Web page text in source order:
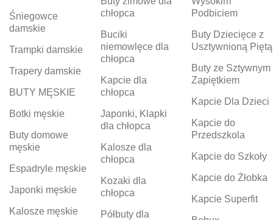
Śniegowce
damskie
Trampki damskie
Trapery damskie
BUTY MĘSKIE
Botki męskie
Buty domowe
męskie
Espadryle męskie
Japonki męskie
Kalosze męskie
chłopca
Buciki
niemowlęce dla
chłopca
Kapcie dla
chłopca
Japonki, Klapki
dla chłopca
Kalosze dla
chłopca
Kozaki dla
chłopca
Półbuty dla
Podbiciem
Buty Dziecięce z
Usztywnioną Piętą
Buty ze Sztywnym
Zapiętkiem
Kapcie Dla Dzieci
Kapcie do
Przedszkola
Kapcie do Szkoły
Kapcie do Żłobka
Kapcie Superfit